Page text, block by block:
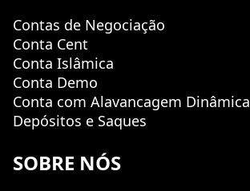
Contas de Negociação
Conta Cent
Conta Islâmica
Conta Demo
Conta com Alavancagem Dinâmica
Depósitos e Saques
SOBRE NÓS